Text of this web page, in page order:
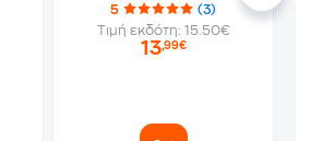
5
(3)
Τιμή εκδότη: 15.50€
13,99€